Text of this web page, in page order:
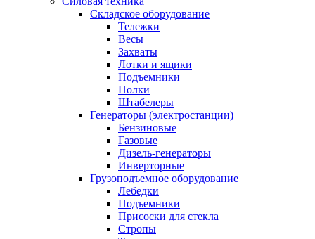
Складское оборудование
Тележки
Весы
Захваты
Лотки и ящики
Подъемники
Полки
Штабелеры
Генераторы (электростанции)
Бензиновые
Газовые
Дизель-генераторы
Инверторные
Грузоподъемное оборудование
Лебедки
Подъемники
Присоски для стекла
Стропы